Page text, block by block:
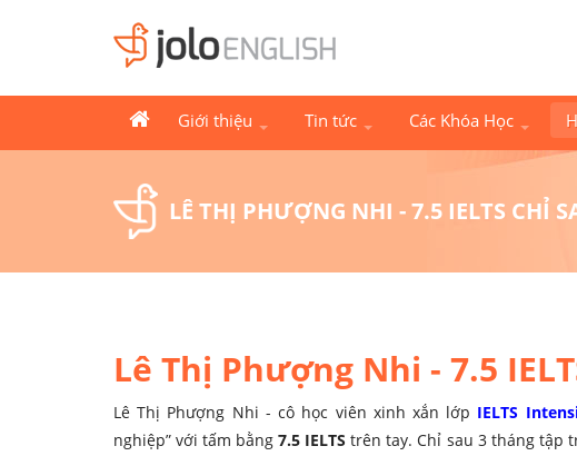
Giới thiệu Tin tức Các Khóa Học
LÊ THỊ PHƯỢNG NHI - 7.5 IELTS CHỈ
Lê Thị Phượng Nhi - 7.5
Lê Thị Phượng Nhi - cô học viên xinh xắn lớp IELTS
nghiệp” với tấm bằng7.5 IELTS trên tay. Chỉ sau 3 tháng tập